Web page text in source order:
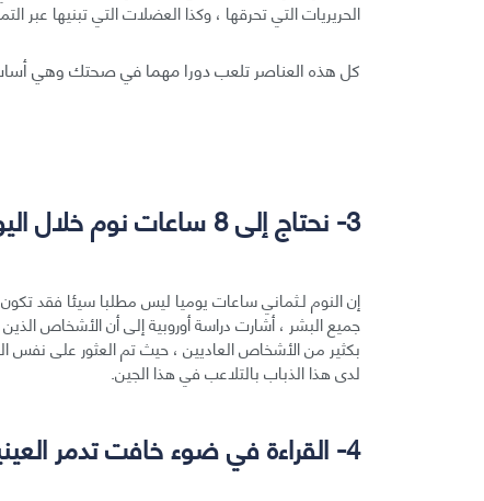
الحريريات التي تحرقها ، وكذا العضلات التي تبنيها
كل هذه العناصر تلعب دورا مهما في صحتك وهي
3- نحتاج إلى 8 ساعات نوم خلال اليوم:
إن النوم لـثماني ساعات يوميا ليس مطلبا سيئا فقد
بكثير من الأشخاص العاديين ، حيث تم العثور على نفس
لدى هذا الذباب بالتلاعب في هذا الجين.
4- القراءة في ضوء خافت تدمر العينين: